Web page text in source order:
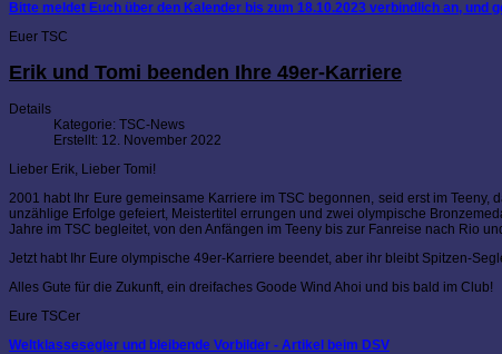
Bitte meldet Euch über den Kalender bis zum 18.10.2023 verbindlich an,
Euer TSC
Erik und Tomi beenden Ihre 49er-Karriere
Details
Kategorie: TSC-News
Erstellt: 12. November 2022
Lieber Erik, Lieber Tomi!
2001 habt Ihr Eure gemeinsame Karriere im TSC begonnen, seid erst im
unzählige Erfolge gefeiert, Meistertitel errungen und zwei olympische
Jahre im TSC begleitet, von den Anfängen im Teeny bis zur Fanreise nach Rio
Jetzt habt Ihr Eure olympische 49er-Karriere beendet, aber ihr bleibt Spitzen-
Alles Gute für die Zukunft, ein dreifaches Goode Wind Ahoi und bis bald im Club!
Eure TSCer
Weltklassesegler und bleibende Vorbilder - Artikel beim DSV